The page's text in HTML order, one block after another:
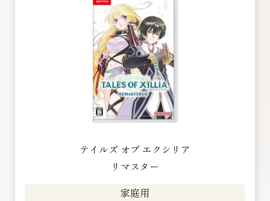
テイルズ オブ エクシリア
リマスター
家庭用